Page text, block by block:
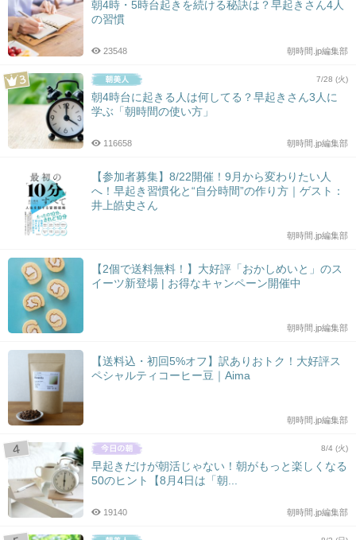
朝4時・5時台起きを続ける秘訣は？早起きさん4人
の習慣
朝時間.jp編集部
23548
7/28 (火)
朝4時台に起きる人は何してる？早起きさん3人に
学ぶ「朝時間の使い方」
朝時間.jp編集部
116658
【参加者募集】8/22開催！9月から変わりたい人
へ！早起き習慣化と“自分時間”の作り方｜ゲスト：
井上皓史さん
朝時間.jp編集部
【2個で送料無料！】大好評「おかしめいと」のス
イーツ新登場 | お得なキャンペーン開催中
朝時間.jp編集部
【送料込・初回5%オフ】訳ありおトク！大好評ス
ペシャルティコーヒー豆｜Aima
朝時間.jp編集部
8/4 (火)
早起きだけが朝活じゃない！朝がもっと楽しくなる
50のヒント【8月4日は「朝...
朝時間.jp編集部
19140